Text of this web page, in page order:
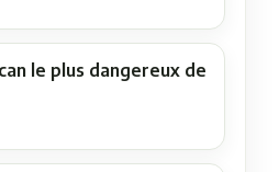
le plus dangereux de